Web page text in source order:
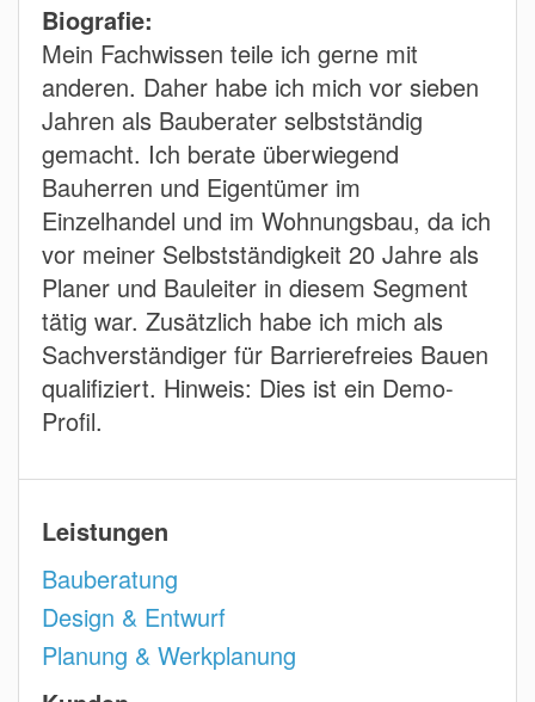
Biografie:
Mein Fachwissen teile ich gerne mit
anderen. Daher habe ich mich vor sieben
Jahren als Bauberater selbstständig
gemacht. Ich berate überwiegend
Bauherren und Eigentümer im
Einzelhandel und im Wohnungsbau, da ich
vor meiner Selbstständigkeit 20 Jahre als
Planer und Bauleiter in diesem Segment
tätig war. Zusätzlich habe ich mich als
Sachverständiger für Barrierefreies Bauen
qualifiziert. Hinweis: Dies ist ein Demo-
Profil.
Leistungen
Bauberatung
Design & Entwurf
Planung & Werkplanung